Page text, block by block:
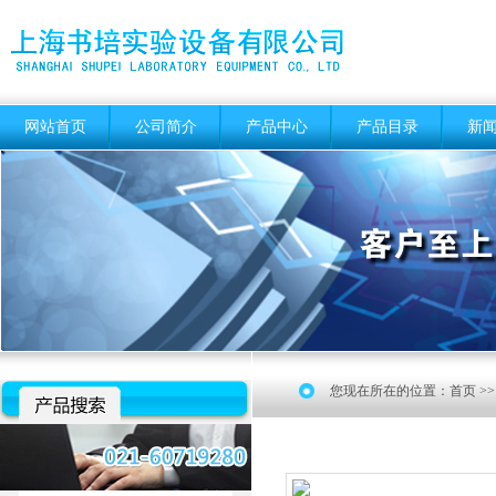
网站首页 公司简介 产品中心 产品目录 新
您现在所在的位置： 首页